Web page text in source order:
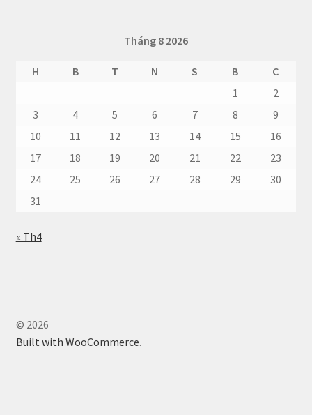
Tháng 8 2026
H B T N S B
C
1
2
3
4 5 6 7 8
9
10
11 12 13 14 15
16
17
18 19 20 21 22
23
24
25 26 27 28 29
30
31
« Th4
© 2026
Built with WooCommerce.